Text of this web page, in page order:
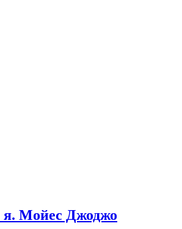
я. Мойес Джоджо